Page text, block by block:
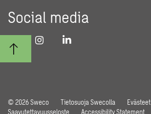
Social media
© 2026 Sweco Tietosuoja Swecolla
Evästeet
Saavutettavuusseloste
Accessibility Statement